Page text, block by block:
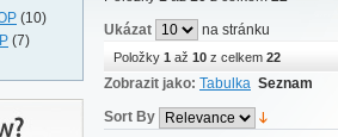
(10)
(7)
Ukázat
na stránku
Položky 1 až 10 z celkem 22
Zobrazit jako: Tabulka Seznam
Sort By